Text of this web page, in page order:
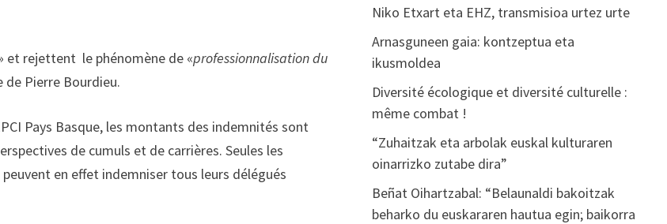
et rejettent le phénomène de «professionnalisation du
de Pierre Bourdieu.
Pays Basque, les montants des indemnités sont
de cumuls et de carrières. Seules les
en effet indemniser tous leurs délégués
Niko Etxart eta EHZ, transmisioa urtez urte
Arnasguneen gaia: kontzeptua eta
ikusmoldea
Diversité écologique et diversité culturelle :
même combat !
“Zuhaitzak eta arbolak euskal kulturaren
oinarrizko zutabe dira”
Beñat Oihartzabal: “Belaunaldi bakoitzak
beharko du euskararen hautua egin; baikorra